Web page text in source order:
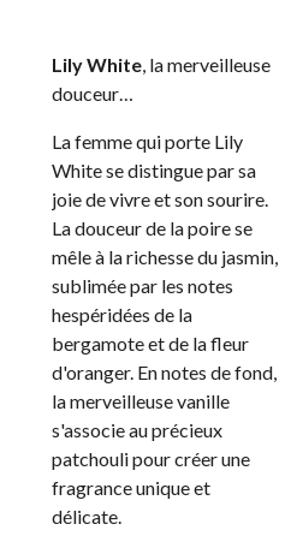
Lily White, la merveilleuse
douceur…
La femme qui porte Lily
White se distingue par sa
joie de vivre et son sourire.
La douceur de la poire se
mêle à la richesse du jasmin,
sublimée par les notes
hespéridées de la
bergamote et de la fleur
d'oranger. En notes de fond,
la merveilleuse vanille
s'associe au précieux
patchouli pour créer une
fragrance unique et
délicate.